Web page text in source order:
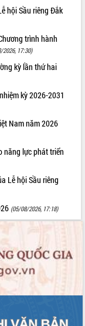
hội Sầu riêng Đắk
trình hành
2026, 17:30)
kỳ lần thứ hai
kỳ 2026-2031
Nam năm 2026
năng lực phát triển
Lễ hội Sầu riêng
(05/08/2026, 17:18)